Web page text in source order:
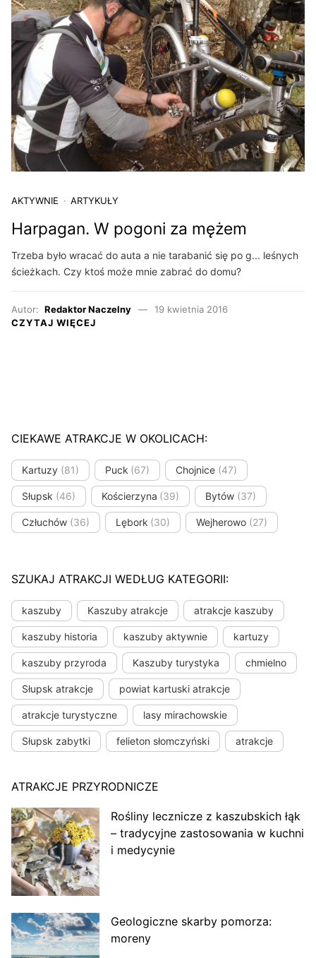
AKTYWNIE ARTYKUŁY
Harpagan. W pogoni za mężem
Trzeba było wracać do auta a nie tarabanić się po g... leśnych
ścieżkach. Czy ktoś może mnie zabrać do domu?
Autor: Redaktor Naczelny
19 kwietnia 2016
CZYTAJ WIĘCEJ
CIEKAWE ATRAKCJE W OKOLICACH:
Kartuzy (81) Puck (67) Chojnice (47)
Słupsk (46) Kościerzyna (39) Bytów (37)
Człuchów (36) Lębork (30) Wejherowo (27)
SZUKAJ ATRAKCJI WEDŁUG KATEGORII:
kaszuby Kaszuby atrakcje atrakcje kaszuby
kaszuby historia kaszuby aktywnie kartuzy
kaszuby przyroda Kaszuby turystyka chmielno
Słupsk atrakcje powiat kartuski atrakcje
atrakcje turystyczne lasy mirachowskie
Słupsk zabytki felieton słomczyński atrakcje
ATRAKCJE PRZYRODNICZE
Rośliny lecznicze z kaszubskich łąk
– tradycyjne zastosowania w kuchni
i medycynie
Geologiczne skarby pomorza:
moreny